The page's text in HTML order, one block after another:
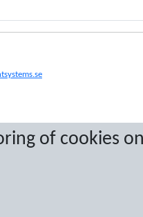
of cookies
All content and data are protected